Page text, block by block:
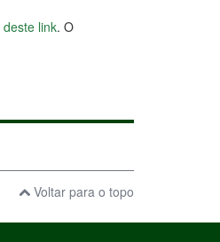
deste link. O
Voltar para o topo